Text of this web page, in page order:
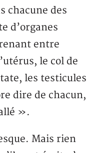
chacune des
d’organes
entre
le col de
les testicules
dire de chacun,
».
Mais rien